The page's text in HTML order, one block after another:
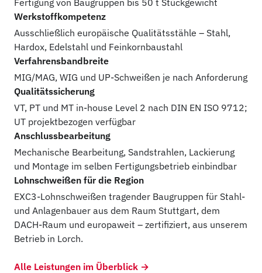
Fertigung von Baugruppen bis 50 t Stückgewicht
Werkstoffkompetenz
Ausschließlich europäische Qualitätsstähle – Stahl,
Hardox, Edelstahl und Feinkornbaustahl
Verfahrensbandbreite
MIG/MAG, WIG und UP-Schweißen je nach Anforderung
Qualitätssicherung
VT, PT und MT in-house Level 2 nach DIN EN ISO 9712;
UT projektbezogen verfügbar
Anschlussbearbeitung
Mechanische Bearbeitung, Sandstrahlen, Lackierung
und Montage im selben Fertigungsbetrieb einbindbar
Lohnschweißen für die Region
EXC3-Lohnschweißen tragender Baugruppen für Stahl-
und Anlagenbauer aus dem Raum Stuttgart, dem
DACH-Raum und europaweit – zertifiziert, aus unserem
Betrieb in Lorch.
Alle Leistungen im Überblick →